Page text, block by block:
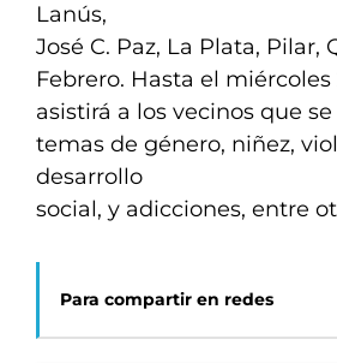
Lanús,
José C. Paz, La Plata, Pilar,
Febrero. Hasta el
asistirá a los vecinos que
temas de género, niñez,
desarrollo
social, y adicciones, entre
Para compartir en redes